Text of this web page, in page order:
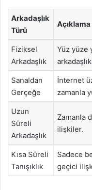
Arkadaşlık
Türü
Açıklama
Fiziksel
Arkadaşlık
Yüz yüze
Sanaldan
Gerçeğe
İnternet
zamanla
Uzun
Süreli
Arkadaşlık
Zamanla
ilişkiler.
Kısa Süreli
Tanışıklık
Sadece
geçici